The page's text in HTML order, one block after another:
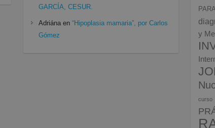
GARCÍA, CESUR.
Adriána en“Hipoplasia mamaria”, por Carlos
Gómez
y
curso